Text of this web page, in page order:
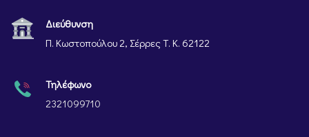
Διεύθυνση
Π. Κωστοπούλου 2, Σέρρες Τ. Κ. 62122
Τηλέφωνο
2321099710